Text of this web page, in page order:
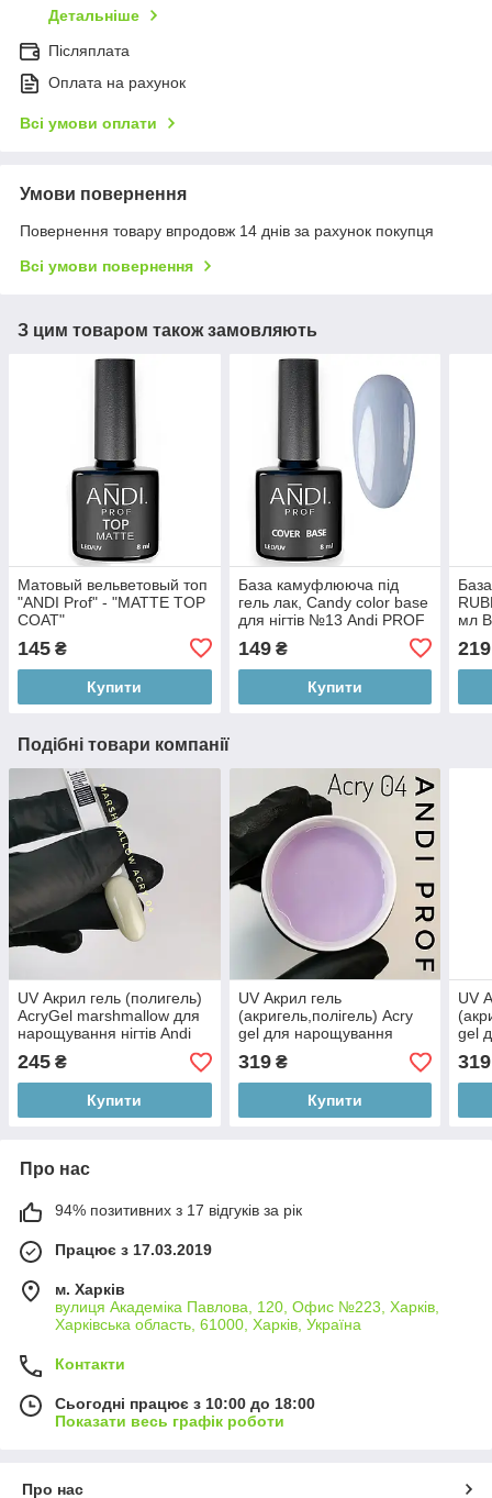
Детальніше
Післяплата
Оплата на рахунок
Всі умови оплати
Умови повернення
Повернення товару впродовж 14 днів за рахунок покупця
Всі умови повернення
З цим товаром також замовляють
Матовый вельветовый топ
"ANDI Prof" - "MATTE TOP
COAT"
145 ₴
Купити
База камуфлююча під
гель лак, Candy color base
для нігтів №13 Andi PROF
149₴
Купити
мл
219
Подібні товари компанії
UV Акрил гель (полигель)
AcryGel marshmallow для
нарощування нігтів Andi
PROF №04 жовтий 15ml
245 ₴
Купити
UV Акрил гель
(акригель,полігель) Acry
gel для нарощування
нігтів №04 purple Andi Prof
30 ml
319₴
Купити
UV
gel
30
319
Про нас
94% позитивних з 17 відгуків за рік
Працює з 17.03.2019
м. Харків
вулиця Академіка Павлова, 120, Офис №223, Харків,
Харківська область, 61000, Харків, Україна
Контакти
Сьогодні працює з 10:00 до 18:00
Показати весь графік роботи
Про нас